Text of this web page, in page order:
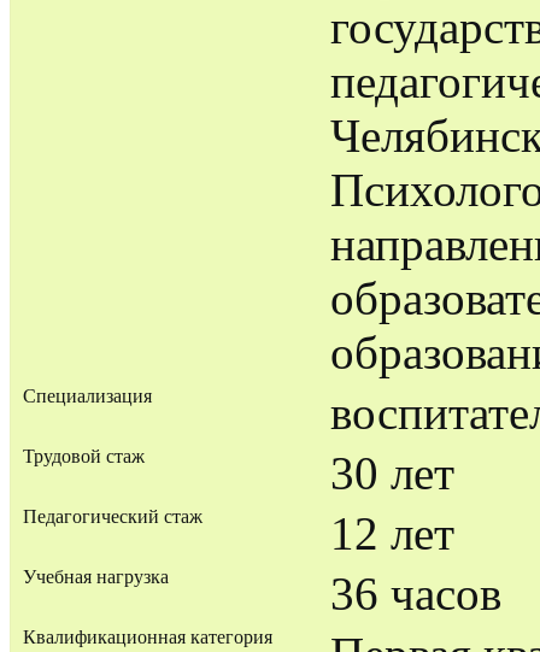
Специализация
Трудовой стаж 30 лет
Педагогический стаж 12 лет
Учебная нагрузка 36 часов
Квалификационная категория